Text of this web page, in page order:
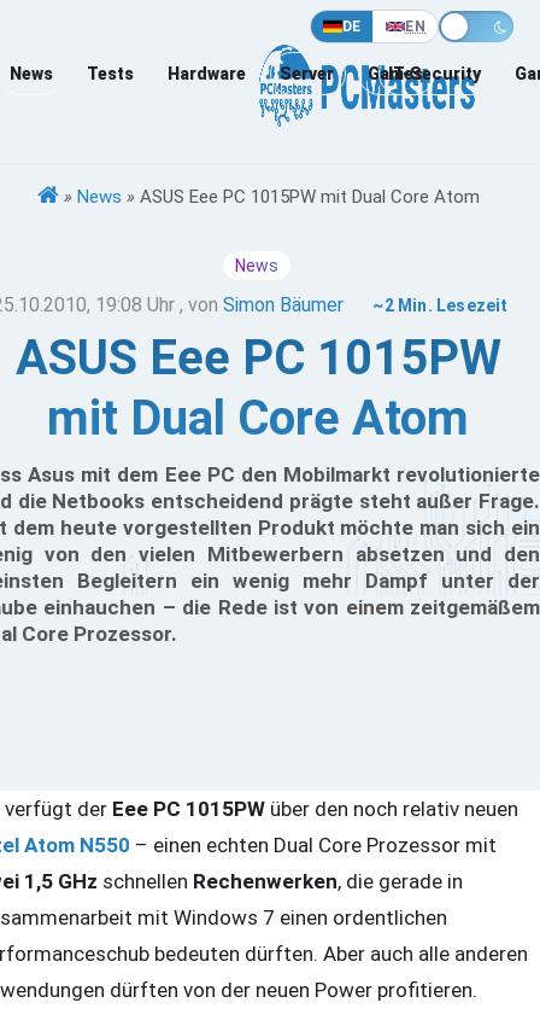
DE EN
News Tests Hardware Server Games
IT-Security
» News » ASUS Eee PC 1015PW mit Dual Core Atom
News
19:08 Uhr , vonSimon Bäumer ~2 Min. Lesezeit
ASUS Eee PC 1015PW
mit Dual Core Atom
Asus mit dem Eee PC den Mobilmarkt revolutionierte
die Netbooks entscheidend prägte steht außer Frage.
dem heute vorgestellten Produkt möchte man sich ein
von den vielen Mitbewerbern absetzen und den
Begleitern ein wenig mehr Dampf unter der
einhauchen – die Rede ist von einem zeitgemäßem
Core Prozessor.
verfügt der Eee PC 1015PW über den noch relativ neuen
Atom N550 – einen echten Dual Core Prozessor mit
1,5 GHz schnellen Rechenwerken, die gerade in
mit Windows 7 einen ordentlichen
bedeuten dürften. Aber auch alle anderen
dürften von der neuen Power profitieren.